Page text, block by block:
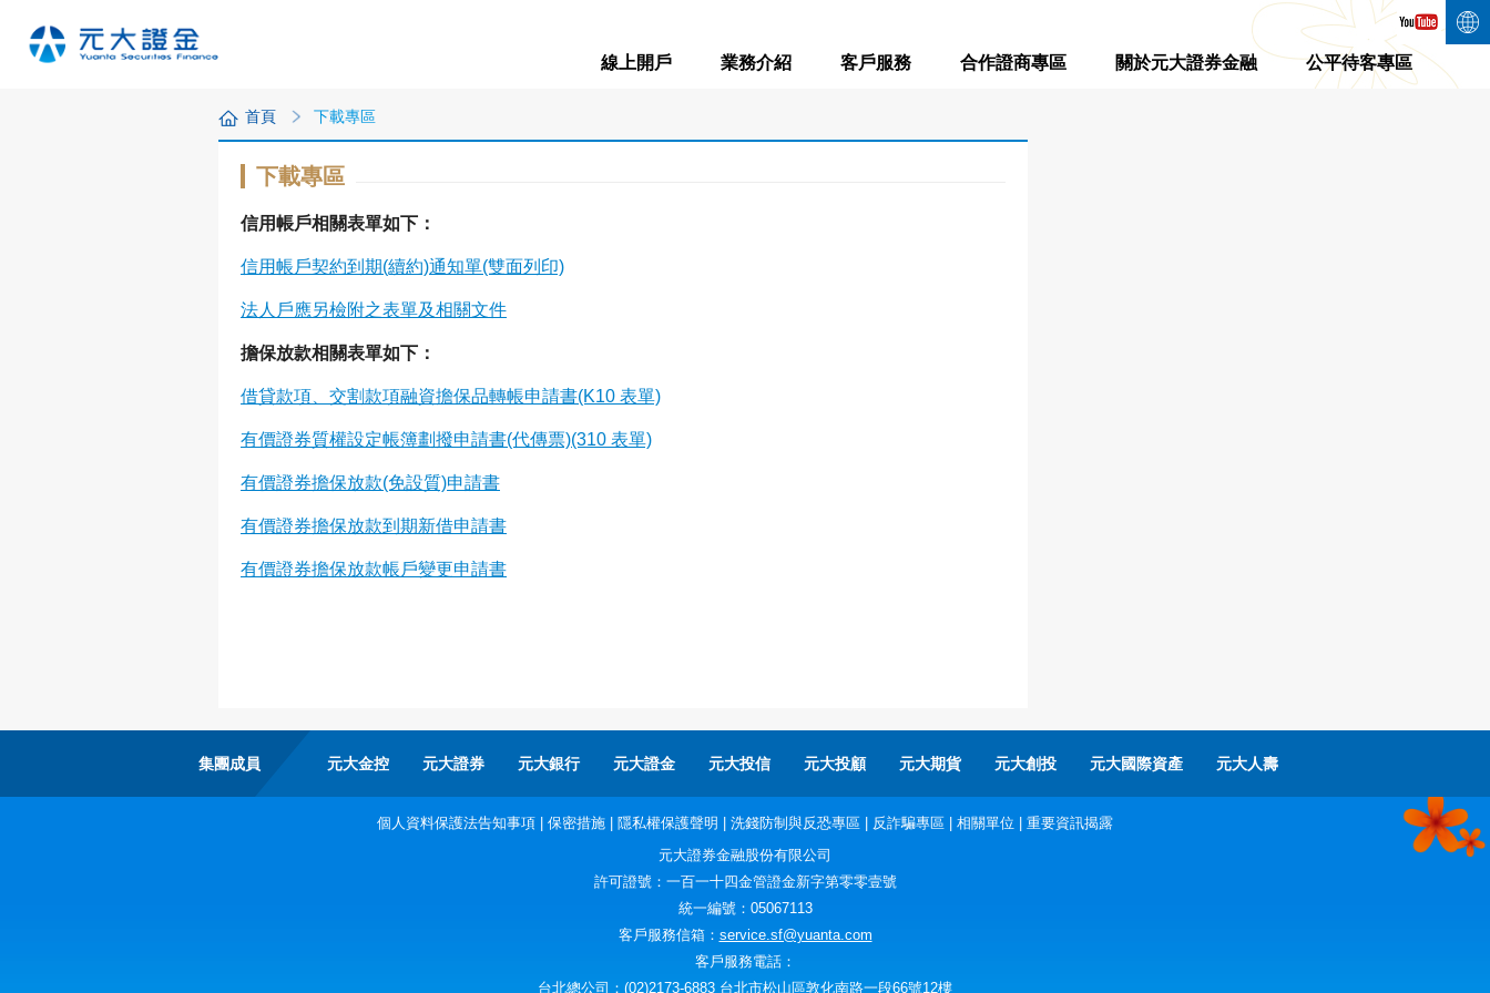
線上開戶 業務介紹 客戶服務 合作證商專區 關於元大證券金融 公平待客專區
首頁 下載專區
下載專區
信用帳戶相關表單如下：
信用帳戶契約到期(續約)通知單(雙面列印)
法人戶應另檢附之表單及相關文件
擔保放款相關表單如下：
借貸款項、交割款項融資擔保品轉帳申請書(K10 表單)
有價證券質權設定帳簿劃撥申請書(代傳票)(310 表單)
有價證券擔保放款(免設質)申請書
有價證券擔保放款到期新借申請書
有價證券擔保放款帳戶變更申請書
集團成員 元大金控 元大證券 元大銀行 元大證金 元大投信 元大投顧 元大期貨 元大創投 元大國際資產 元大人壽
個人資料保護法告知事項 保密措施 隱私權保護聲明 洗錢防制與反恐專區 反詐騙專區 相關單位
重要資訊揭露
元大證券金融股份有限公司
許可證號：一百一十四金管證金新字第零零壹號
統一編號：05067113
客戶服務信箱： service.sf@yuanta.com
客戶服務電話：
台北總公司：(02)2173-6883 台北市松山區敦化南路一段66號12樓